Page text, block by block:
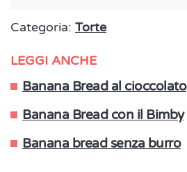
Categoria: Torte
LEGGI ANCHE
Banana Bread al cioccolato
Banana Bread con il Bimby
Banana bread senza burro